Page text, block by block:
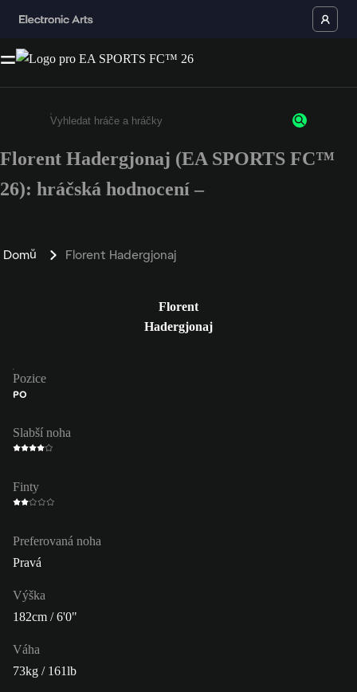
Enter a minimum of 3 characters or numbers
Florent Hadergjonaj (EA SPORTS FC™
26): hráčská hodnocení –
Domů Florent Hadergjonaj
Florent
Hadergjonaj
Pozice
PO
Slabší noha
Finty
Preferovaná noha
Pravá
Výška
182cm / 6'0"
Váha
73kg / 161lb